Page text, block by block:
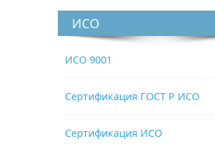
ИСО
ИСО 9001
Сертификация ГОСТ Р ИСО
Сертификация ИСО